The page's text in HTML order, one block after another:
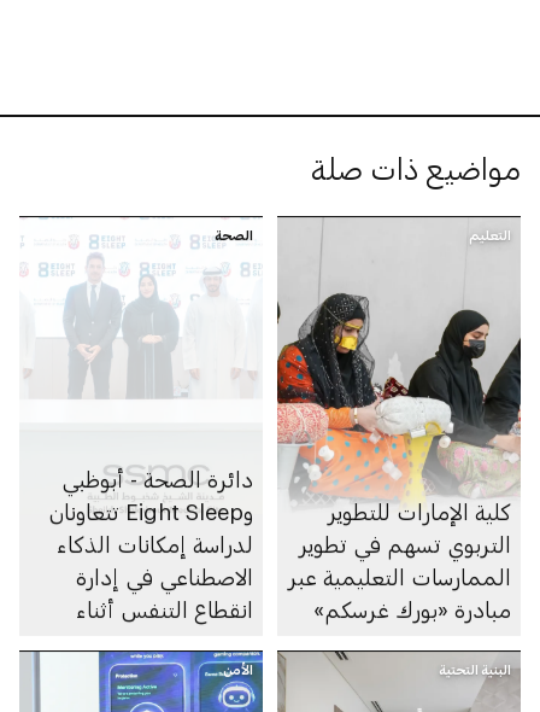
المتقدم
مواضيع ذات صلة
التعليم
كلية الإمارات للتطوير
التربوي تسهم في تطوير
الممارسات التعليمية عبر
مبادرة «بورك غرسكم»
الصحة
دائرة الصحة - أبوظبي
وEight Sleep تتعاونان
لدراسة إمكانات الذكاء
الاصطناعي في إدارة
انقطاع التنفس أثناء
البنية التحتية الأمن